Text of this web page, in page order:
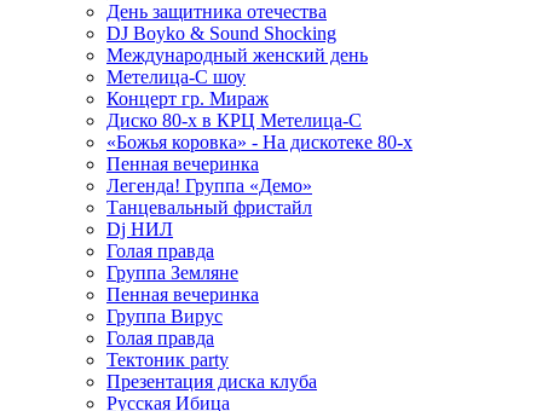
День защитника отечества
DJ Boyko & Sound Shocking
Международный женский день
Метелица-С шоу
Концерт гр. Мираж
Диско 80-х в КРЦ Метелица-С
«Божья коровка» - На дискотеке 80-х
Пенная вечеринка
Легенда! Группа «Демо»
Танцевальный фристайл
Dj НИЛ
Голая правда
Группа Земляне
Пенная вечеринка
Группа Вирус
Голая правда
Тектоник party
Презентация диска клуба
Русская Ибица